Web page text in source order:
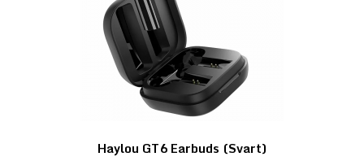
Haylou GT6 Earbuds (Svart)